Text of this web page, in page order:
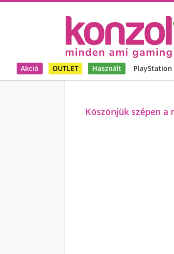
Akció OUTLET Használt PlayStation
Köszönjük szépen a